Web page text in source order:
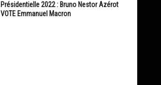
Présidentielle 2022 : Bruno Nestor Azérot
VOTE Emmanuel Macron